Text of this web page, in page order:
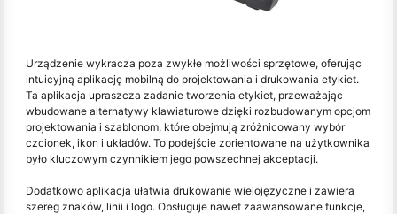
Urządzenie wykracza poza zwykłe możliwości sprzętowe, oferując
intuicyjną aplikację mobilną do projektowania i drukowania etykiet.
Ta aplikacja upraszcza zadanie tworzenia etykiet, przeważając
wbudowane alternatywy klawiaturowe dzięki rozbudowanym opcjom
projektowania i szablonom, które obejmują zróżnicowany wybór
czcionek, ikon i układów. To podejście zorientowane na użytkownika
było kluczowym czynnikiem jego powszechnej akceptacji.
Dodatkowo aplikacja ułatwia drukowanie wielojęzyczne i zawiera
szereg znaków, linii i logo. Obsługuje nawet zaawansowane funkcje,